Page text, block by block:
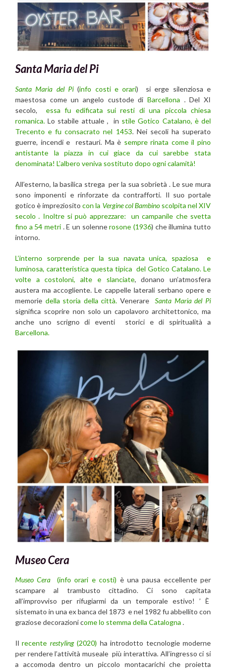
Santa Maria del Pi
Santa Maria del Pi (info costi e orari) si erge silenziosa e
maestosa come un angelo custode di Barcellona . Del XI
secolo,
essa fu edificata sui resti di una piccola chiesa
romanica. Lo stabile attuale , in stile Gotico Catalano, è del
Trecento e fu consacrato nel 1453. Nei secoli ha superato
guerre, incendi e restauri. Ma è sempre rinata come il pino
antistante la piazza in cui giace da cui sarebbe stata
denominata! L’albero veniva sostituto dopo ogni calamità!
All’esterno, la basilica strega per la sua sobrietà . Le sue mura
sono imponenti e rinforzate da contrafforti. Il suo portale
gotico è impreziositocon la Vergine col Bambino scolpita nel XIV
secolo . Inoltre si può apprezzare: un campanile che svetta
fino a 54 metri . E un solennerosone (1936) che illumina tutto
intorno.
L’interno sorprende per la sua navata unica, spaziosa e
luminosa, caratteristica questa tipica del Gotico Catalano. Le
volte a costoloni, alte e slanciate, donano un’atmosfera
austera ma accogliente. Le cappelle laterali serbano opere e
memorie della storia della città.VenerareSanta Maria del Pi
significa scoprire non solo un capolavoro architettonico, ma
anche uno scrigno di eventi storici e di spiritualità a
Barcellona.
Museo Cera
Museo Cera (info orari e costi) è una pausa eccellente per
scampare al trambusto cittadino. Ci sono capitata
all’improvviso per rifugiarmi da un temporale estivo! ’ È
sistemato in una ex banca del 1873 e nel 1982 fu abbellito con
graziose decorazioni come lo stemma della Catalogna .
Ilrecente restyling(2020) ha introdotto tecnologie moderne
per rendere l’attività museale più interattiva. All’ingresso ci si
a accomoda dentro un piccolo montacarichi che proietta